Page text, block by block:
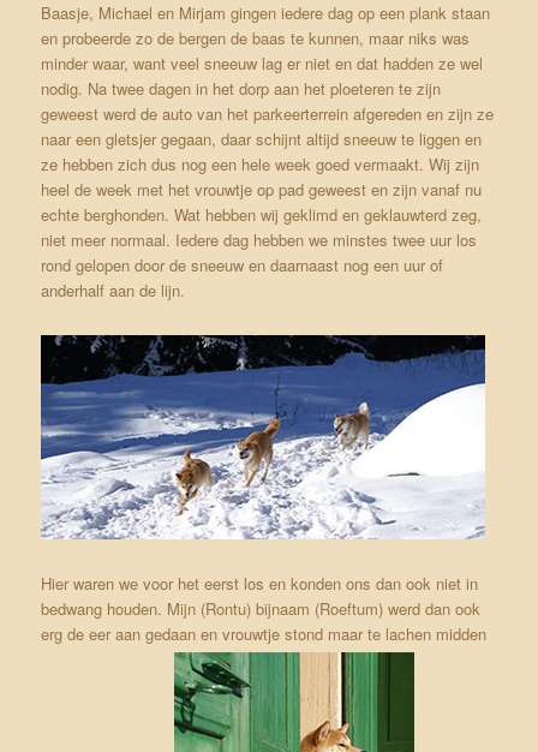
Baasje, Michael en Mirjam gingen iedere dag op een plank staan
en probeerde zo de bergen de baas te kunnen, maar niks was
minder waar, want veel sneeuw lag er niet en dat hadden ze wel
nodig. Na twee dagen in het dorp aan het ploeteren te zijn
geweest werd de auto van het parkeerterrein afgereden en zijn ze
naar een gletsjer gegaan, daar schijnt altijd sneeuw te liggen en
ze hebben zich dus nog een hele week goed vermaakt. Wij zijn
heel de week met het vrouwtje op pad geweest en zijn vanaf nu
echte berghonden. Wat hebben wij geklimd en geklauwterd zeg,
niet meer normaal. Iedere dag hebben we minstes twee uur los
rond gelopen door de sneeuw en daarnaast nog een uur of
anderhalf aan de lijn.
Hier waren we voor het eerst los en konden ons dan ook niet in
bedwang houden. Mijn (Rontu) bijnaam (Roeftum) werd dan ook
erg de eer aan gedaan en vrouwtje stond maar te lachen midden